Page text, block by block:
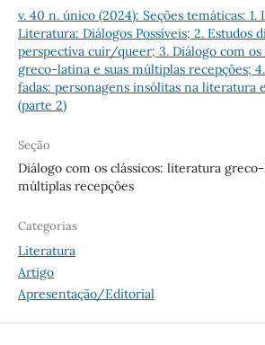
v. 40 n. único (2024): Seções temáticas: 1.
Literatura: Diálogos Possíveis; 2. Estudos
perspectiva cuir/queer; 3. Diálogo com
greco-latina e suas múltiplas recepções;
fadas: personagens insólitas na literatura
(parte 2)
Seção
Diálogo com os clássicos: literatura
múltiplas recepções
Categorias
Literatura
Artigo
Apresentação/Editorial